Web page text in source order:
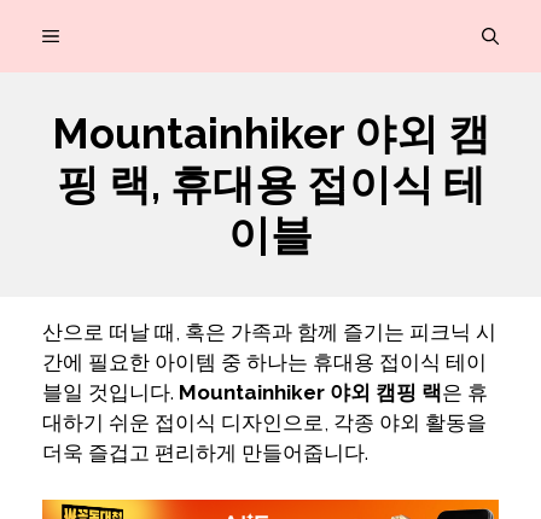
MENU
Mountainhiker 야외 캠
핑 랙, 휴대용 접이식 테
이블
산으로 떠날 때, 혹은 가족과 함께 즐기는 피크닉 시
간에 필요한 아이템 중 하나는 휴대용 접이식 테이
블일 것입니다. Mountainhiker 야외 캠핑 랙은 휴
대하기 쉬운 접이식 디자인으로, 각종 야외 활동을
더욱 즐겁고 편리하게 만들어줍니다.